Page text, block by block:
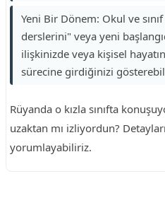
Yeni Bir Dönem: Okul ve
derslerini" veya yeni
ilişkinizde veya kişisel
sürecine girdiğinizi
Rüyanda o kızla sınıfta
uzaktan mı izliyordun?
yorumlayabiliriz.